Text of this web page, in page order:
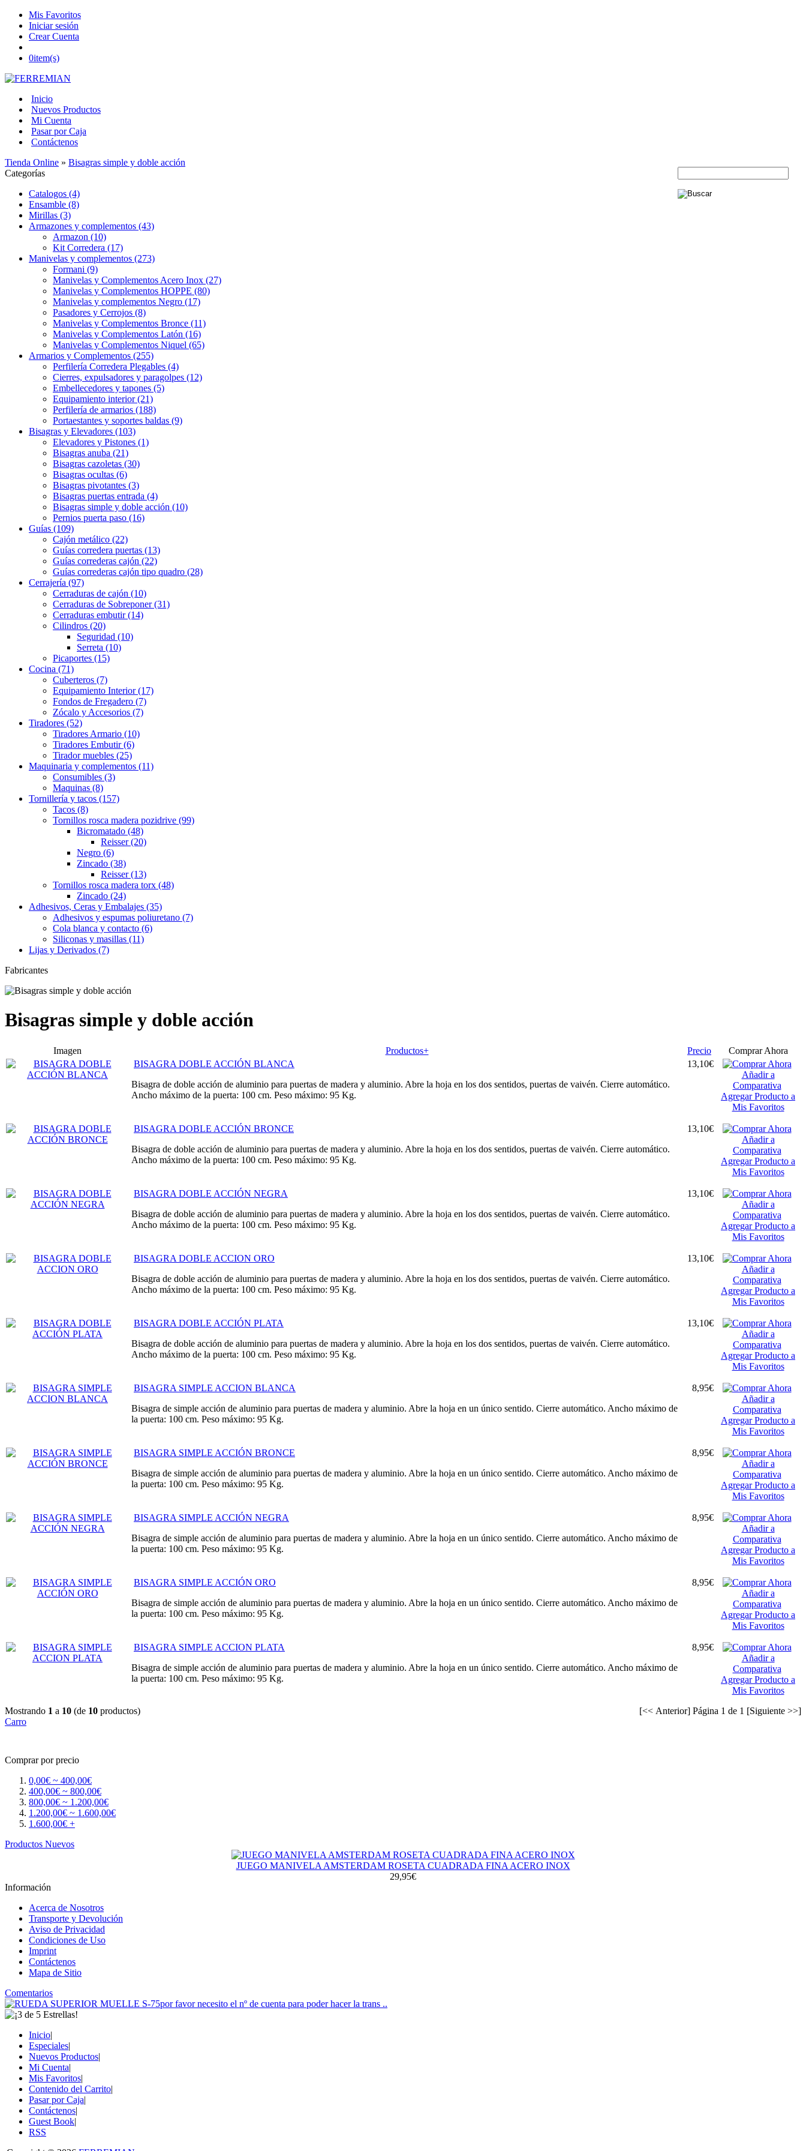
Mis Favoritos
Iniciar sesión
Crear Cuenta
0item(s)
Inicio
Nuevos Productos
Mi Cuenta
Pasar por Caja
Contáctenos
Tienda Online » Bisagras simple y doble acción
Categorías
Catalogos (4)
Ensamble (8)
Mirillas (3)
Armazones y complementos (43)
Armazon (10)
Kit Corredera (17)
Manivelas y complementos (273)
Formani (9)
Manivelas y Complementos Acero Inox (27)
Manivelas y Complementos HOPPE (80)
Manivelas y complementos Negro (17)
Pasadores y Cerrojos (8)
Manivelas y Complementos Bronce (11)
Manivelas y Complementos Latón (16)
Manivelas y Complementos Niquel (65)
Armarios y Complementos (255)
Perfilería Corredera Plegables (4)
Cierres, expulsadores y paragolpes (12)
Embellecedores y tapones (5)
Equipamiento interior (21)
Perfilería de armarios (188)
Portaestantes y soportes baldas (9)
Bisagras y Elevadores (103)
Elevadores y Pistones (1)
Bisagras anuba (21)
Bisagras cazoletas (30)
Bisagras ocultas (6)
Bisagras pivotantes (3)
Bisagras puertas entrada (4)
Bisagras simple y doble acción (10)
Pernios puerta paso (16)
Guías (109)
Cajón metálico (22)
Guías corredera puertas (13)
Guías correderas cajón (22)
Guías correderas cajón tipo quadro (28)
Cerrajería (97)
Cerraduras de cajón (10)
Cerraduras de Sobreponer (31)
Cerraduras embutir (14)
Cilindros (20)
Seguridad (10)
Serreta (10)
Picaportes (15)
Cocina (71)
Cuberteros (7)
Equipamiento Interior (17)
Fondos de Fregadero (7)
Zócalo y Accesorios (7)
Tiradores (52)
Tiradores Armario (10)
Tiradores Embutir (6)
Tirador muebles (25)
Maquinaria y complementos (11)
Consumibles (3)
Maquinas (8)
Tornillería y tacos (157)
Tacos (8)
Tornillos rosca madera pozidrive (99)
Bicromatado (48)
Reisser (20)
Negro (6)
Zincado (38)
Reisser (13)
Tornillos rosca madera torx (48)
Zincado (24)
Adhesivos, Ceras y Embalajes (35)
Adhesivos y espumas poliuretano (7)
Cola blanca y contacto (6)
Siliconas y masillas (11)
Lijas y Derivados (7)
Fabricantes
Bisagras simple y doble acción
Imagen Productos+ Precio
Comprar Ahora
BISAGRA DOBLE ACCIÓN BLANCA
Bisagra de doble acción de aluminio para puertas de madera y aluminio. Abre la hoja en los dos sentidos, puertas de vaivén. Cierre automático.
Ancho máximo de la puerta: 100 cm. Peso máximo: 95 Kg.
13,10€
Añadir a
Comparativa
Agregar Producto a
Mis Favoritos
BISAGRA DOBLE ACCIÓN BRONCE
Bisagra de doble acción de aluminio para puertas de madera y aluminio. Abre la hoja en los dos sentidos, puertas de vaivén. Cierre automático.
Ancho máximo de la puerta: 100 cm. Peso máximo: 95 Kg.
13,10€
Añadir a
Comparativa
Agregar Producto a
Mis Favoritos
BISAGRA DOBLE ACCIÓN NEGRA
Bisagra de doble acción de aluminio para puertas de madera y aluminio. Abre la hoja en los dos sentidos, puertas de vaivén. Cierre automático.
Ancho máximo de la puerta: 100 cm. Peso máximo: 95 Kg.
13,10€
Añadir a
Comparativa
Agregar Producto a
Mis Favoritos
BISAGRA DOBLE ACCION ORO
Bisagra de doble acción de aluminio para puertas de madera y aluminio. Abre la hoja en los dos sentidos, puertas de vaivén. Cierre automático.
Ancho máximo de la puerta: 100 cm. Peso máximo: 95 Kg.
13,10€
Añadir a
Comparativa
Agregar Producto a
Mis Favoritos
BISAGRA DOBLE ACCIÓN PLATA
Bisagra de doble acción de aluminio para puertas de madera y aluminio. Abre la hoja en los dos sentidos, puertas de vaivén. Cierre automático.
Ancho máximo de la puerta: 100 cm. Peso máximo: 95 Kg.
13,10€
Añadir a
Comparativa
Agregar Producto a
Mis Favoritos
BISAGRA SIMPLE ACCION BLANCA
Bisagra de simple acción de aluminio para puertas de madera y aluminio. Abre la hoja en un único sentido. Cierre automático. Ancho máximo de
la puerta: 100 cm. Peso máximo: 95 Kg.
8,95€
Añadir a
Comparativa
Agregar Producto a
Mis Favoritos
BISAGRA SIMPLE ACCIÓN BRONCE
Bisagra de simple acción de aluminio para puertas de madera y aluminio. Abre la hoja en un único sentido. Cierre automático. Ancho máximo de
la puerta: 100 cm. Peso máximo: 95 Kg.
8,95€
Añadir a
Comparativa
Agregar Producto a
Mis Favoritos
BISAGRA SIMPLE ACCIÓN NEGRA
Bisagra de simple acción de aluminio para puertas de madera y aluminio. Abre la hoja en un único sentido. Cierre automático. Ancho máximo de
la puerta: 100 cm. Peso máximo: 95 Kg.
8,95€
Añadir a
Comparativa
Agregar Producto a
Mis Favoritos
BISAGRA SIMPLE ACCIÓN ORO
Bisagra de simple acción de aluminio para puertas de madera y aluminio. Abre la hoja en un único sentido. Cierre automático. Ancho máximo de
la puerta: 100 cm. Peso máximo: 95 Kg.
8,95€
Añadir a
Comparativa
Agregar Producto a
Mis Favoritos
BISAGRA SIMPLE ACCION PLATA
Bisagra de simple acción de aluminio para puertas de madera y aluminio. Abre la hoja en un único sentido. Cierre automático. Ancho máximo de
la puerta: 100 cm. Peso máximo: 95 Kg.
8,95€
Añadir a
Comparativa
Agregar Producto a
Mis Favoritos
[<< Anterior] Página 1 de 1 [Siguiente >>]
Mostrando 1 a 10 (de 10 productos)
Carro
Comprar por precio
0,00€ ~ 400,00€
400,00€ ~ 800,00€
800,00€ ~ 1.200,00€
1.200,00€ ~ 1.600,00€
1.600,00€ +
Productos Nuevos
JUEGO MANIVELA AMSTERDAM ROSETA CUADRADA FINA ACERO INOX
29,95€
Información
Acerca de Nosotros
Transporte y Devolución
Aviso de Privacidad
Condiciones de Uso
Imprint
Contáctenos
Mapa de Sitio
Comentarios
por favor necesito el nº de cuenta para poder hacer la trans ..
Inicio|
Especiales|
Nuevos Productos|
Mi Cuenta|
Mis Favoritos|
Contenido del Carrito|
Pasar por Caja|
Contáctenos|
Guest Book|
RSS